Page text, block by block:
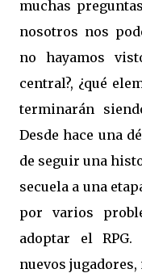
muchas
nosotros nos
no hayamos
central?, ¿qué
terminarán
Desde hace una
de seguir una
secuela a una
por varios
adoptar el
nuevos